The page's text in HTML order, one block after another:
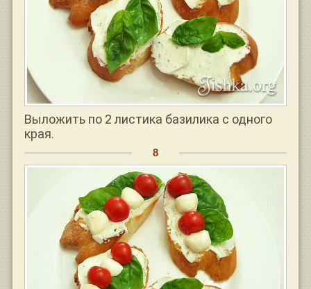
Выложить по 2 листика базилика с одного
края.